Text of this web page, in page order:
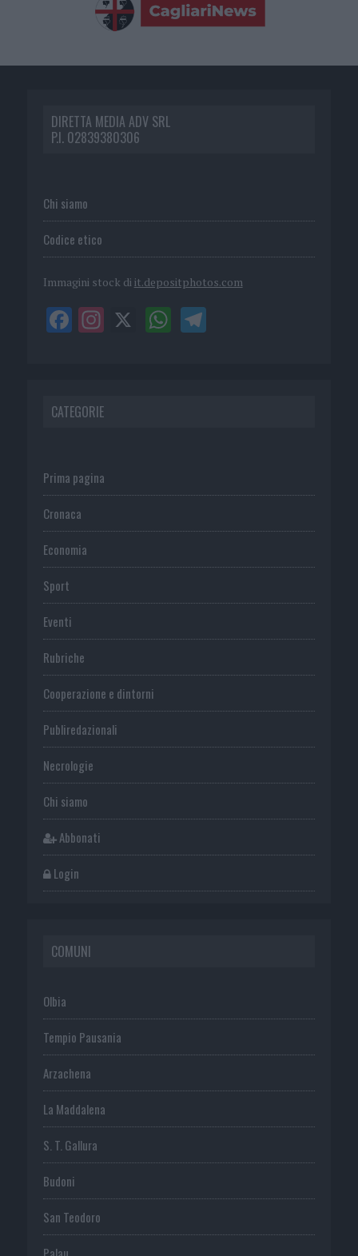
DIRETTA MEDIA ADV SRL
P.I. 02839380306
Chi siamo
Codice etico
Immagini stock di it.depositphotos.com
CATEGORIE
Prima pagina
Cronaca
Economia
Sport
Eventi
Rubriche
Cooperazione e dintorni
Publiredazionali
Necrologie
Chi siamo
Abbonati
Login
COMUNI
Olbia
Tempio Pausania
Arzachena
La Maddalena
S. T. Gallura
Budoni
San Teodoro